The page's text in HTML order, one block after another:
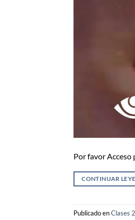
Por favor Acceso
CONTINUAR
Publicado enClases